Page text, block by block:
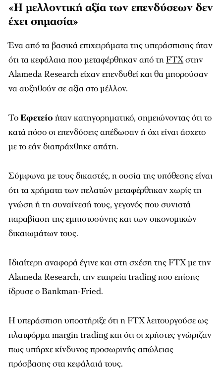
«Η μελλοντική αξία των επενδύσεων δεν
έχει σημασία»
Ένα από τα βασικά επιχειρήματα της υπεράσπισης ήταν
ότι τα κεφάλαια που μεταφέρθηκαν από τη FTXστην
Alameda Research είχαν επενδυθεί και θα μπορούσαν
να αυξηθούν σε αξία στο μέλλον.
ΤοΕφετείο ήταν κατηγορηματικό, σημειώνοντας ότι το
κατά πόσο οι επενδύσεις απέδωσαν ή όχι είναι άσχετο
με το εάν διαπράχθηκε απάτη.
Σύμφωνα με τους δικαστές, η ουσία της υπόθεσης είναι
ότι τα χρήματα των πελατών μεταφέρθηκαν χωρίς τη
γνώση ή τη συναίνεσή τους, γεγονός που συνιστά
παραβίαση της εμπιστοσύνης και των οικονομικών
δικαιωμάτων τους.
Ιδιαίτερη αναφορά έγινε και στη σχέση της FTX με την
Alameda Research, την εταιρεία trading που επίσης
ίδρυσε ο Bankman-Fried.
Η υπεράσπιση υποστήριξε ότι η FTX λειτουργούσε ως
πλατφόρμα margin trading και ότι οι χρήστες γνώριζαν
πως υπήρχε κίνδυνος προσωρινής απώλειας
πρόσβασης στα κεφάλαιά τους.